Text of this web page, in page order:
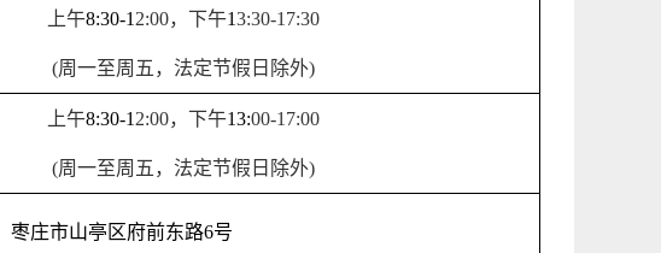
上午8:30-1 2:00，下午13:30-1 7:30
(周一至周五，法定节假日除外)
上午8:30-1 2:00，下午13:00-17:00
(周一至周五，法定节假日除外)
枣庄市山亭区府前东路6号